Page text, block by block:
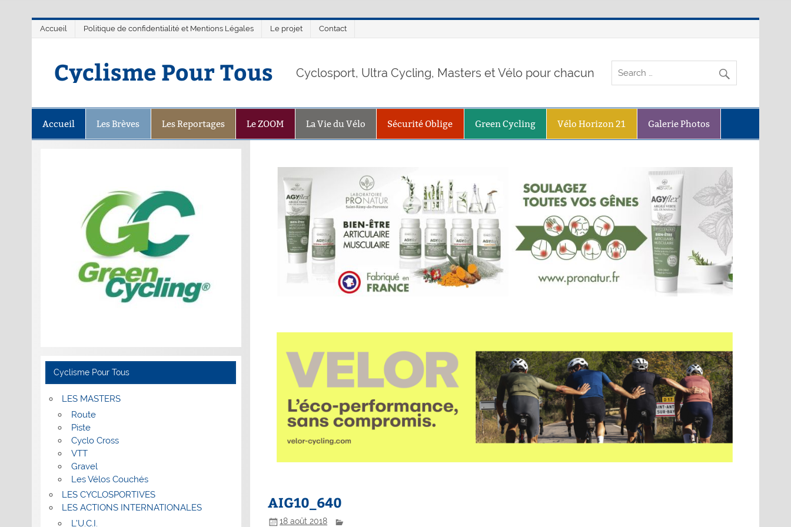
Accueil Politique de confidentialité et Mentions Légales Le projet Contact
Cyclisme Pour Tous Cyclosport, Ultra Cycling, Masters et Vélo pour chacun
Accueil Les Brèves Les Reportages Le ZOOM La Vie du Vélo Sécurité Oblige Green Cycling Vélo Horizon 21 Galerie Photos
AIG10_640
18 août 2018
Cyclisme Pour Tous
LES MASTERS
Route
Piste
Cyclo Cross
VTT
Gravel
Les Vélos Couchés
LES CYCLOSPORTIVES
LES ACTIONS INTERNATIONALES
L’U.C.I.